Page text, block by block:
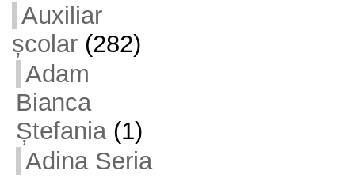
Auxiliar
școlar(282)
Adam
Bianca
Ștefania(1)
Adina Seria